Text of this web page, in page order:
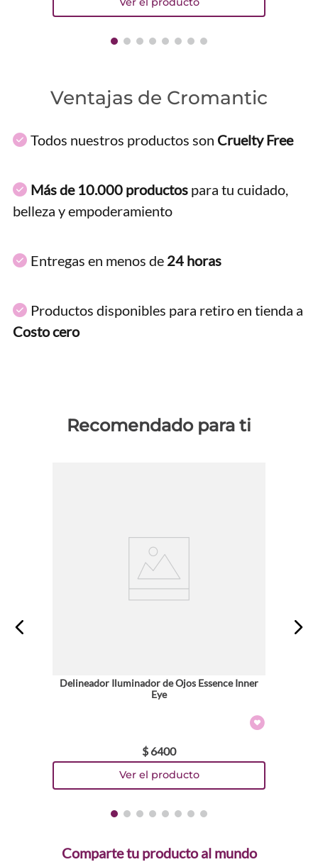
Ventajas de Cromantic
Todos nuestros productos son Cruelty Free
Más de 10.000 productos para tu cuidado,
belleza y empoderamiento
Entregas en menos de 24 horas
Productos disponibles para retiro en tienda a
Costo cero
Recomendado para ti
Delineador Iluminador de Ojos Essence Inner
Eye
$ 6400
Comparte